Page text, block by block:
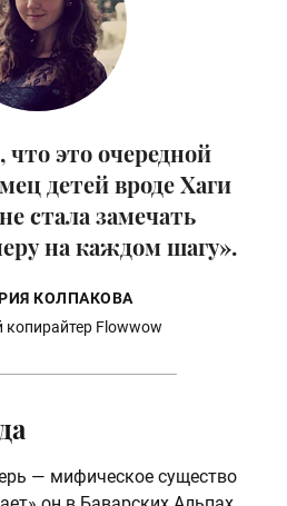
что это очередной
детей вроде Хаги
стала замечать
на каждом шагу».
КОЛПАКОВА
копирайтер Flowwow
— мифическое существо